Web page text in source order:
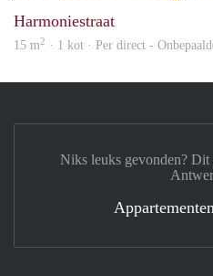
Harmoniestraat
15 m2 · 1 kot · Per direct -
Niks leuks gevonden? Dit